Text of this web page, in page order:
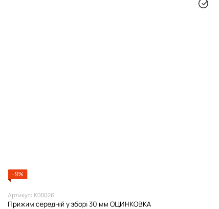
−9%
Артикул: К00026
Прижим середній у зборі 30 мм ОЦИНКОВКА